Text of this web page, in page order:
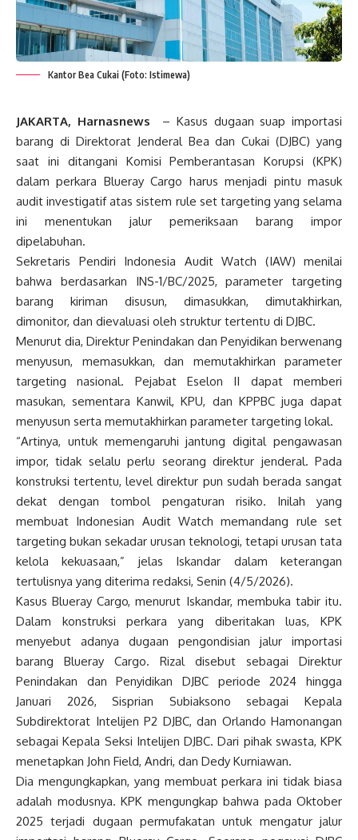
Kantor Bea Cukai (Foto: Istimewa)
JAKARTA, Harnasnews
– Kasus dugaan suap importasi
barang di Direktorat Jenderal Bea dan Cukai (DJBC) yang
saat ini ditangani Komisi Pemberantasan Korupsi (KPK)
dalam perkara Blueray Cargo harus menjadi pintu masuk
audit investigatif atas sistem rule set targeting yang selama
ini menentukan jalur pemeriksaan barang impor
dipelabuhan.
Sekretaris Pendiri Indonesia Audit Watch (IAW) menilai
bahwa berdasarkan INS-1/BC/2025, parameter targeting
barang kiriman disusun, dimasukkan, dimutakhirkan,
dimonitor, dan dievaluasi oleh struktur tertentu di DJBC.
Menurut dia, Direktur Penindakan dan Penyidikan berwenang
menyusun, memasukkan, dan memutakhirkan parameter
targeting nasional. Pejabat Eselon II dapat memberi
masukan, sementara Kanwil, KPU, dan KPPBC juga dapat
menyusun serta memutakhirkan parameter targeting lokal.
“Artinya, untuk memengaruhi jantung digital pengawasan
impor, tidak selalu perlu seorang direktur jenderal. Pada
konstruksi tertentu, level direktur pun sudah berada sangat
dekat dengan tombol pengaturan risiko. Inilah yang
membuat Indonesian Audit Watch memandang rule set
targeting bukan sekadar urusan teknologi, tetapi urusan tata
kelola kekuasaan,” jelas Iskandar dalam keterangan
tertulisnya yang diterima redaksi, Senin (4/5/2026).
Kasus Blueray Cargo, menurut Iskandar, membuka tabir itu.
Dalam konstruksi perkara yang diberitakan luas, KPK
menyebut adanya dugaan pengondisian jalur importasi
barang Blueray Cargo. Rizal disebut sebagai Direktur
Penindakan dan Penyidikan DJBC periode 2024 hingga
Januari 2026, Sisprian Subiaksono sebagai Kepala
Subdirektorat Intelijen P2 DJBC, dan Orlando Hamonangan
sebagai Kepala Seksi Intelijen DJBC. Dari pihak swasta, KPK
menetapkan John Field, Andri, dan Dedy Kurniawan.
Dia mengungkapkan, yang membuat perkara ini tidak biasa
adalah modusnya. KPK mengungkap bahwa pada Oktober
2025 terjadi dugaan permufakatan untuk mengatur jalur